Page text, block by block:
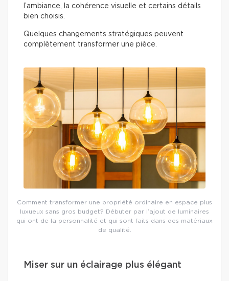
l’ambiance, la cohérence visuelle et certains détails
bien choisis.
Quelques changements stratégiques peuvent
complètement transformer une pièce.
Comment transformer une propriété ordinaire en espace plus
luxueux sans gros budget? Débuter par l’ajout de luminaires
qui ont de la personnalité et qui sont faits dans des matériaux
de qualité.
Miser sur un éclairage plus élégant